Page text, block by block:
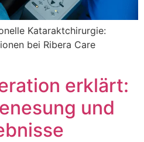
Kataraktchirurgie:
bei Ribera Care
erklärt:
und